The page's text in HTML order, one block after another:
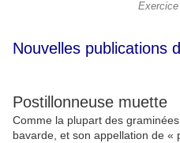
Exercice
Nouvelles publications
Postillonneuse muette
Comme la plupart des
bavarde, et son appellation de «